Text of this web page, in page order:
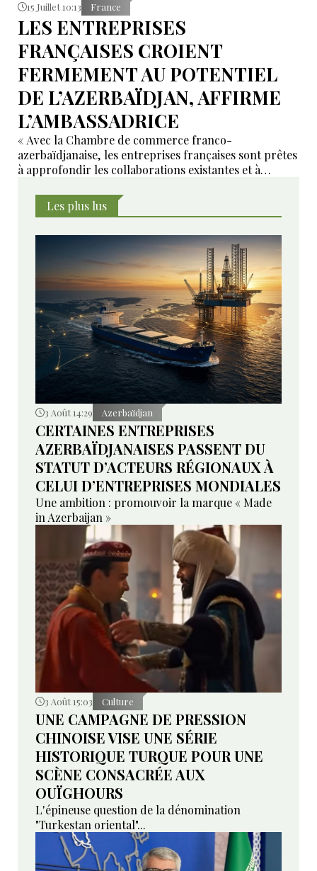
15 Juillet 10:13 France
LES ENTREPRISES
FRANÇAISES CROIENT
FERMEMENT AU POTENTIEL
DE L’AZERBAÏDJAN, AFFIRME
L’AMBASSADRICE
« Avec la Chambre de commerce franco-
azerbaïdjanaise, les entreprises françaises sont prêtes
à approfondir les collaborations existantes et à
Les plus lus
3 Août 14:29 Azerbaïdjan
CERTAINES ENTREPRISES
AZERBAÏDJANAISES PASSENT DU
STATUT D’ACTEURS RÉGIONAUX À
CELUI D’ENTREPRISES MONDIALES
Une ambition : promouvoir la marque « Made
in Azerbaijan »
3 Août 15:03 Culture
UNE CAMPAGNE DE PRESSION
CHINOISE VISE UNE SÉRIE
HISTORIQUE TURQUE POUR UNE
SCÈNE CONSACRÉE AUX
OUÏGHOURS
L'épineuse question de la dénomination
"Turkestan oriental"...